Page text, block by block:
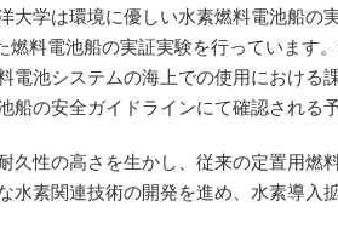
学は環境に優しい水素燃料電池船の
燃料電池船の実証実験を行っています
電池システムの海上での使用における
船の安全ガイドラインにて確認される予
性の高さを生かし、従来の定置用燃
水素関連技術の開発を進め、水素導入